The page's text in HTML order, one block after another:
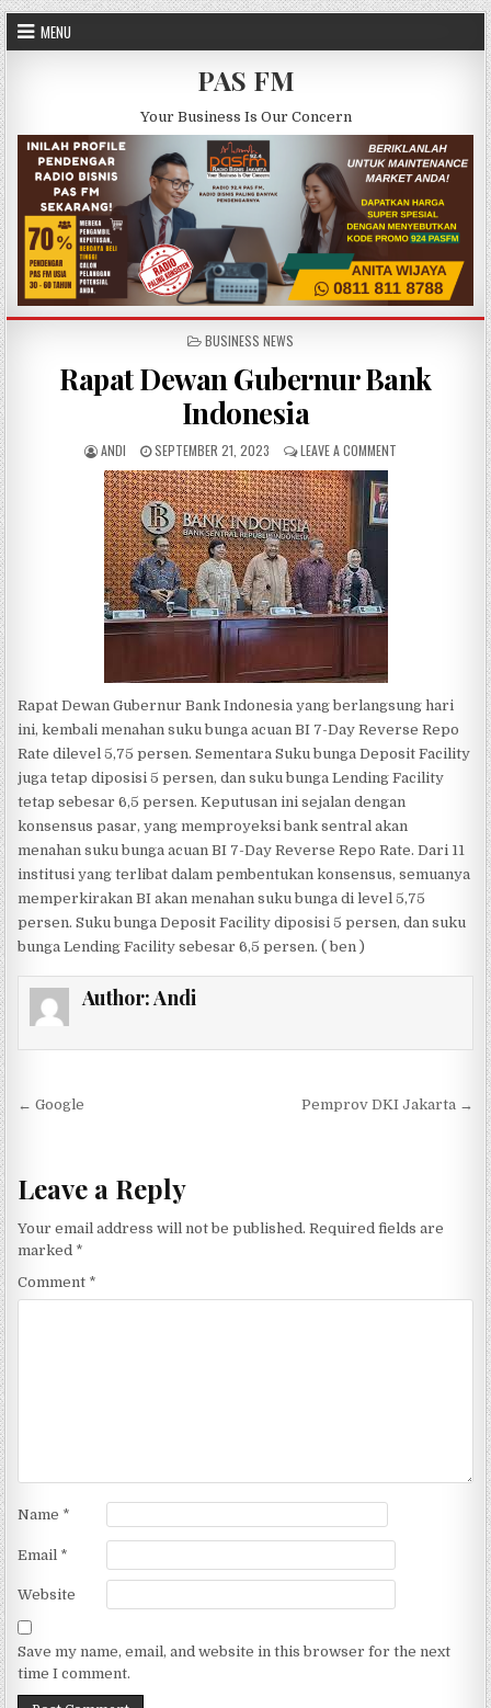
Skip to content
MENU
PAS FM
Your Business Is Our Concern
POSTED IN
BUSINESS NEWS
Rapat Dewan Gubernur Bank
Indonesia
AUTHOR:
ANDI PUBLISHED DATE:
SEPTEMBER 21, 2023 LEAVE A COMMENTON RAPAT
Rapat Dewan Gubernur Bank Indonesia yang berlangsung hari
ini, kembali menahan suku bunga acuan BI 7-Day Reverse Repo
Rate dilevel 5,75 persen. Sementara Suku bunga Deposit Facility
juga tetap diposisi 5 persen, dan suku bunga Lending Facility
tetap sebesar 6,5 persen. Keputusan ini sejalan dengan
konsensus pasar, yang memproyeksi bank sentral akan
menahan suku bunga acuan BI 7-Day Reverse Repo Rate. Dari 11
institusi yang terlibat dalam pembentukan konsensus, semuanya
memperkirakan BI akan menahan suku bunga di level 5,75
persen. Suku bunga Deposit Facility diposisi 5 persen, dan suku
bunga Lending Facility sebesar 6,5 persen. ( ben )
Author:Andi
Post navigation
← Google Pemprov DKI Jakarta →
Leave a Reply
Your email address will not be published. Required fields are
marked *
Comment *
Name *
Email *
Website
Save my name, email, and website in this browser for the next
time I comment.